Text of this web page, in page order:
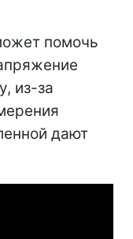
помочь
из-за
дают